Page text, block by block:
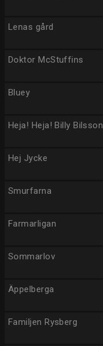
Lenas gård
Doktor McStuffins
Bluey
Heja! Heja! Billy Bilsson
Hej Jycke
Smurfarna
Farmarligan
Sommarlov
Äppelberga
Familjen Rysberg